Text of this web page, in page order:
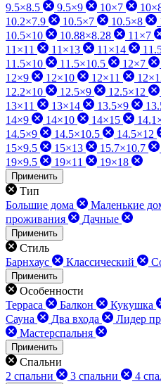
9.5×8.5
9.5×9 10×7
10.2×7.9
10.5×7 10.5×8
10.5×10
10.88×8.28 11×7
11×11
11×13 11×14
11.5×10
11.5×10.5 12×7
12×9
12×10 12×11
12.2×10
12.5×9 12.5×12
13×11
13×14 13.5×9
14×9
14×10 14×15
14.5×9
14.5×10.5 14.5×12
15×9.5
15×13 15.7×10.7
19×9.5
19×11 19×18
Применить
Тип
Большие дома
Маленькие
проживания
Дачные
Применить
Стиль
Барнхаус
Классический
Применить
Особенности
Терраса
Балкон Кукушка
Сауна
Два входа Лидер
Мастерспальня
Применить
Спальни
2 спальни
3 спальни 4